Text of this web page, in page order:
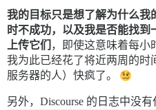
我的目标只是想了解为什么我
时不成功，以及我是否能找
上传它们 ，即使这意味着每小
我为此已经花了将近两周的时
服务器的人）快疯了。
另外，Discourse 的日志中没